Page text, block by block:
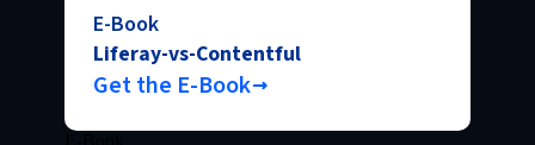
E-Book
Liferay-vs-Contentful
Get the E-Book